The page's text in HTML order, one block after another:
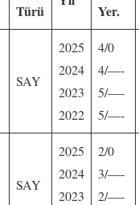
Türü
Yer.
SAY
2025
2024
2023
2022
4/0
4/—-
5/—-
5/—-
SAY
2025
2024
2023
2/0
3/—-
2/—-